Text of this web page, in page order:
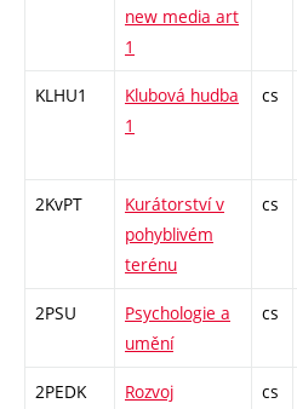
new media art
1
KLHU1
Klubová hudba
1
cs
2KvPT
Kurátorství v
pohyblivém
terénu
cs
2PSU
Psychologie a
umění
cs
2PEDK
Rozvoj
cs